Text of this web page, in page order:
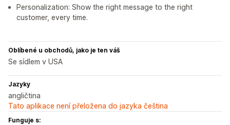
Personalization: Show the right message to the right
customer, every time.
Oblíbené u obchodů, jako je ten váš
Se sídlem v USA
Jazyky
angličtina
Tato aplikace není přeložena do jazyka čeština
Funguje s: